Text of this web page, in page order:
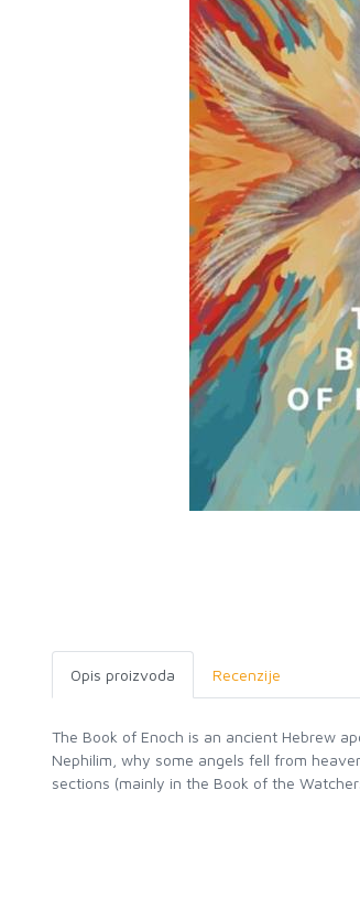
Opis proizvoda Recenzije
The Book of Enoch is an ancient Hebrew
Nephilim, why some angels fell from
sections (mainly in the Book of the